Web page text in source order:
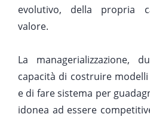
evolutivo, della propria
valore.
La managerializzazione,
capacità di costruire
e di fare sistema per
idonea ad essere